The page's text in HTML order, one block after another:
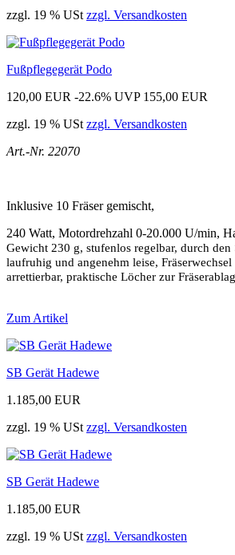
zzgl. 19 % USt zzgl. Versandkosten
Fußpflegegerät Podo
120,00 EUR -22.6% UVP 155,00 EUR
zzgl. 19 % USt zzgl. Versandkosten
Art.-Nr. 22070
Inklusive 10 Fräser gemischt,
240 Watt, Motordrehzahl 0-20.000 U/min,
Gewicht 230 g, stufenlos regelbar, durch den
laufruhig und angenehm leise,
arrettierbar, praktische Löcher zur
Zum Artikel
SB Gerät Hadewe
1.185,00 EUR
zzgl. 19 % USt zzgl. Versandkosten
SB Gerät Hadewe
1.185,00 EUR
zzgl. 19 % USt zzgl. Versandkosten